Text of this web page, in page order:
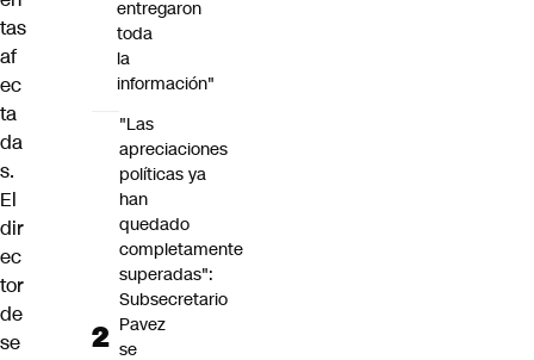
tas
af
ec
ta
da
s.
El
dir
ec
tor
de
se
entregaron
toda
la
información"
"Las
apreciaciones
políticas ya
han
quedado
completamente
superadas":
Subsecretario
Pavez
se